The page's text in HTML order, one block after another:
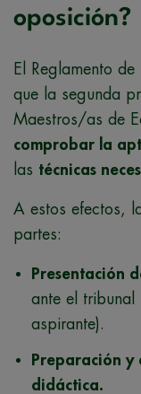
oposición?
El Reglamento
que la segunda
Maestros/as de
comprobar la
las técnicas
A estos efectos,
partes:
Presentación
ante el tribunal
aspirante).
Preparación y
didáctica.